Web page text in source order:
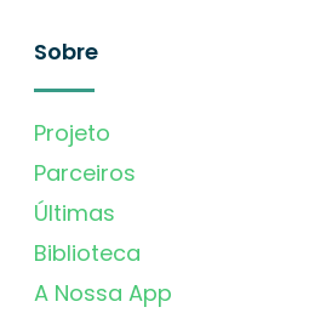
Sobre
Projeto
Parceiros
Últimas
Biblioteca
A Nossa App